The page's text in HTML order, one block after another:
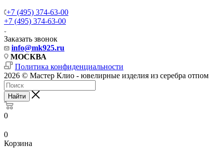
+7 (495) 374-63-00
+7 (495) 374-63-00
Заказать звонок
info@mk925.ru
МОСКВА
Политика конфиденциальности
2026 © Мастер Клио - ювелирные изделия из серебра отпом
Найти
0
0
Корзина